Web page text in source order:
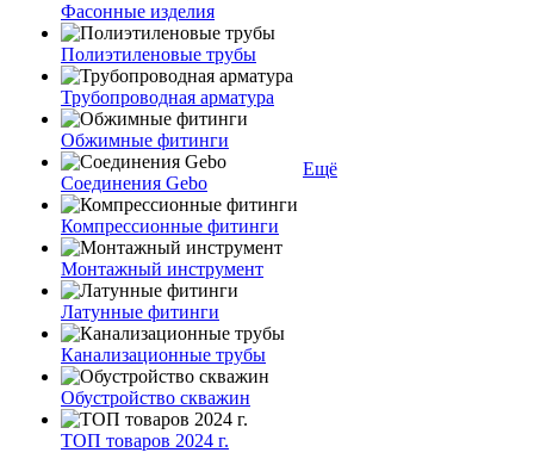
Фасонные изделия
Полиэтиленовые трубы
Трубопроводная арматура
Обжимные фитинги
Соединения Gebo
Компрессионные фитинги
Монтажный инструмент
Латунные фитинги
Канализационные трубы
Обустройство скважин
ТОП товаров 2024 г.
Ещё